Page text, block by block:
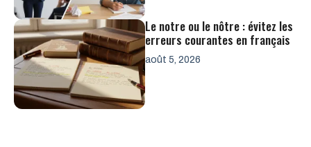
Le notre ou le nôtre : évitez les
erreurs courantes en français
août 5, 2026